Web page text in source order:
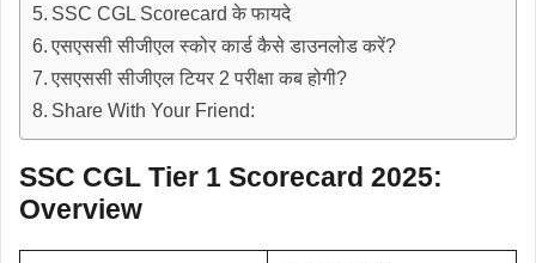
SSC CGL Scorecard के फायदे
एसएससी सीजीएल स्कोर कार्ड कैसे डाउनलोड करें?
एसएससी सीजीएल टियर 2 परीक्षा कब होगी?
Share With Your Friend:
SSC CGL Tier 1 Scorecard 2025:
Overview